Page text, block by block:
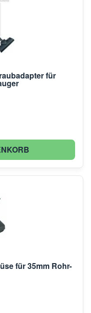
für
für 35mm Rohr-